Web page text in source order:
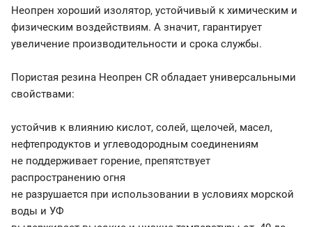
Неопрен хороший изолятор, устойчивый к химическим и
физическим воздействиям. А значит, гарантирует
увеличение производительности и срока службы.
Пористая резина Неопрен CR обладает универсальными
свойствами:
устойчив к влиянию кислот, солей, щелочей, масел,
нефтепродуктов и углеводородным соединениям
не поддерживает горение, препятствует
распространению огня
не разрушается при использовании в условиях морской
воды и УФ